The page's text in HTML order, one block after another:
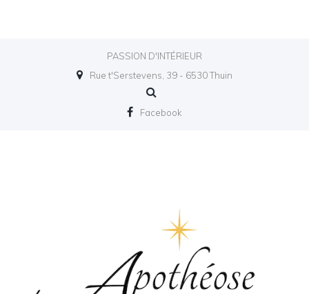
PASSION D'INTÉRIEUR
Rue t'Serstevens, 39 - 6530 Thuin
Facebook